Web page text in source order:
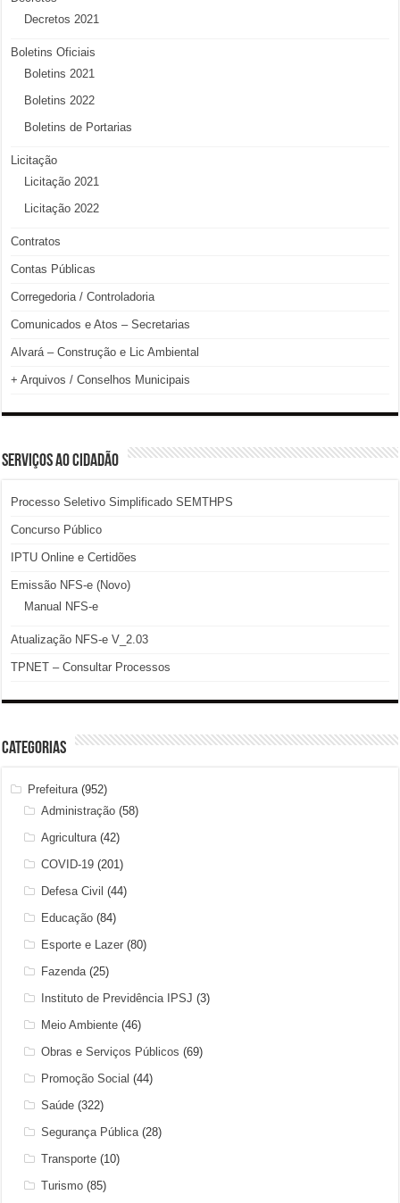
Decretos 2021
Boletins Oficiais
Boletins 2021
Boletins 2022
Boletins de Portarias
Licitação
Licitação 2021
Licitação 2022
Contratos
Contas Públicas
Corregedoria / Controladoria
Comunicados e Atos – Secretarias
Alvará – Construção e Lic Ambiental
+ Arquivos / Conselhos Municipais
SERVIÇOS AO CIDADÃO
Processo Seletivo Simplificado SEMTHPS
Concurso Público
IPTU Online e Certidões
Emissão NFS-e (Novo)
Manual NFS-e
Atualização NFS-e V_2.03
TPNET – Consultar Processos
Categorias
Prefeitura(952)
Administração (58)
Agricultura(42)
COVID-19 (201)
Defesa Civil (44)
Educação (84)
Esporte e Lazer (80)
Fazenda(25)
Instituto de Previdência IPSJ (3)
Meio Ambiente (46)
Obras e Serviços Públicos (69)
Promoção Social (44)
Saúde (322)
Segurança Pública(28)
Transporte (10)
Turismo (85)